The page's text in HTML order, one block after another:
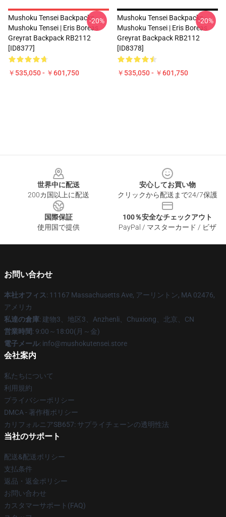
Mushoku Tensei Backpacks -
Mushoku Tensei | Eris Boreas
Greyrat Backpack RB2112
[ID8377]
￥535,050 - ￥601,750
-20%
Mushoku Tensei Backpacks -
Mushoku Tensei | Eris Boreas
Greyrat Backpack RB2112
[ID8378]
￥535,050 - ￥601,750
-20%
世界中に配送
200カ国以上に配送
安心してお買い物
クリックから配送まで24/7保護
国際保証
使用国で提供
100％安全なチェックアウト
PayPal / マスターカード / ビザ
お問い合わせ
本社オフィス: 11167 Massachusetts Ave, アーリントン, MA 02476,
アメリカ
私達の倉庫: 建物3、地区3、Anzhenli、Chuxiong、北京、CN
営業時間: 9:00～18:00(月～金)
電子メール: info@mushokutensei.store
会社案内
私たちについて
利用規約
プライバシーポリシー
DMCA - 著作権ポリシー
カリフォルニアSB657: サプライチェーンの透明性法
当社のサポート
配送&配送ポリシー
支払条件
返品・返金ポリシー
お問い合わせ
カスタマーサポート(FAQ)